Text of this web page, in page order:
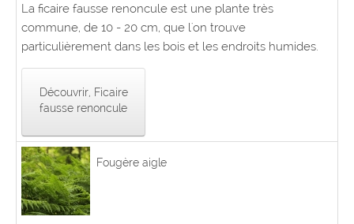
La ficaire fausse renoncule est une plante très
commune, de 10 - 20 cm, que l'on trouve
particulièrement dans les bois et les endroits humides.
Découvrir, Ficaire
fausse renoncule
Fougère aigle